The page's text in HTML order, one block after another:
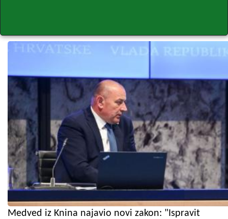
Medved iz Knina najavio novi zakon: "Ispravit